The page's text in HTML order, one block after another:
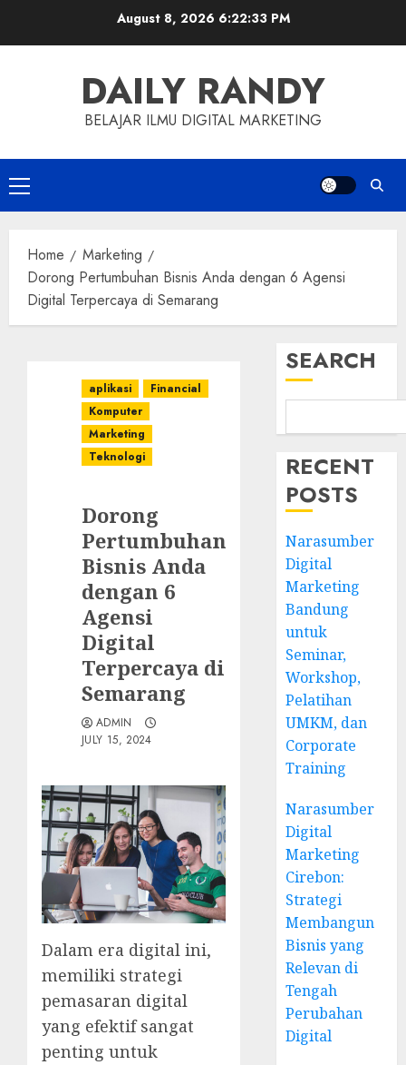
August 8, 2026 6:22:34 PM
DAILY RANDY
BELAJAR ILMU DIGITAL MARKETING
Primary
Menu
Home
Marketing
Dorong Pertumbuhan Bisnis Anda dengan 6 Agensi
Digital Terpercaya di Semarang
aplikasi
Financial
Komputer
Marketing
Teknologi
Dorong
Pertumbuhan
Bisnis Anda
dengan 6
Agensi
Digital
Terpercaya di
Semarang
ADMIN
JULY 15, 2024
Dalam era digital ini,
memiliki strategi
pemasaran digital
yang efektif sangat
penting untuk
SEARCH
RECENT
POSTS
Narasumber
Digital
Marketing
Bandung
untuk
Seminar,
Workshop,
Pelatihan
UMKM, dan
Corporate
Training
Narasumber
Digital
Marketing
Cirebon:
Strategi
Membangun
Bisnis yang
Relevan di
Tengah
Perubahan
Digital